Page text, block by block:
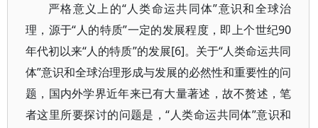
严格意义上的“人类命运共同体”意识和全球治
理，源于“人的特质”一定的发展程度，即上个世纪90
年代初以来“人的特质”的发展[6]。关于“人类命运共同
体”意识和全球治理形成与发展的必然性和重要性的问
题，国内外学界近年来已有大量著述，故不赘述，笔
者这里所要探讨的问题是，“人类命运共同体”意识和